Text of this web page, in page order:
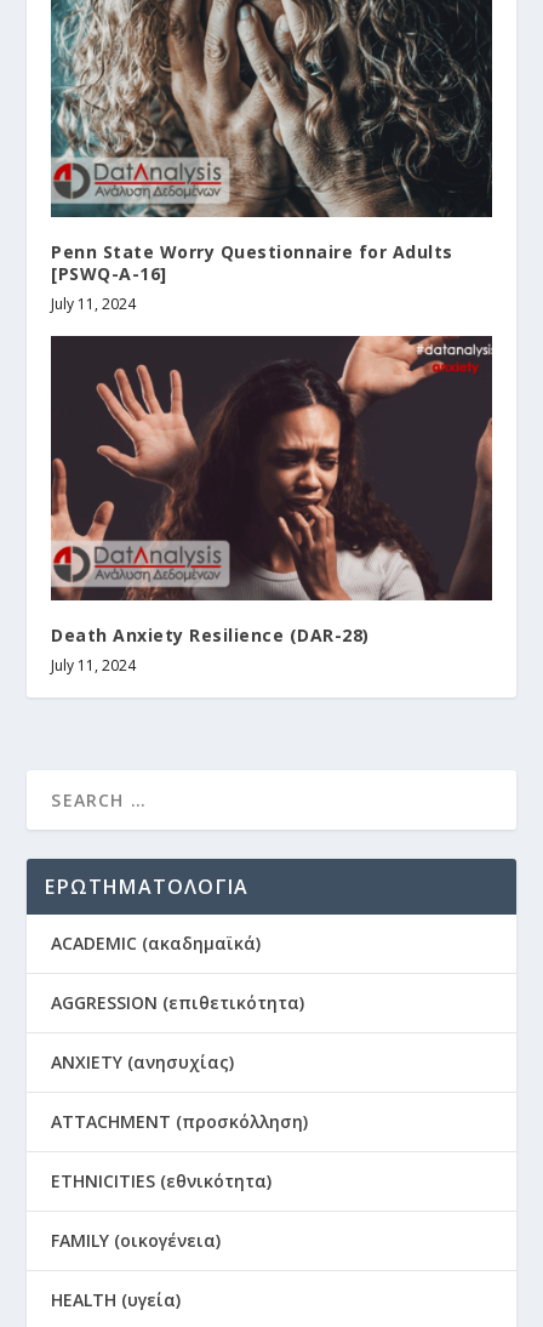
Penn State Worry Questionnaire for Adults
[PSWQ-A-16]
July 11, 2024
Death Anxiety Resilience (DAR-28)
July 11, 2024
ΕΡΩΤΗΜΑΤΟΛΟΓΙΑ
ACADEMIC (ακαδημαϊκά)
AGGRESSION (επιθετικότητα)
ANXIETY (ανησυχίας)
ATTACHMENT (προσκόλληση)
ETHNICITIES (εθνικότητα)
FAMILY (οικογένεια)
HEALTH (υγεία)